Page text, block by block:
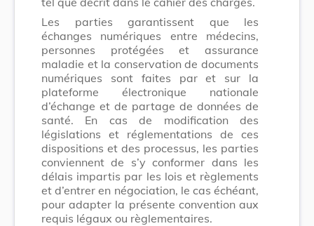
Les parties garantissent que les
échanges numériques entre médecins,
personnes protégées et assurance
maladie et la conservation de documents
numériques sont faites par et sur la
plateforme électronique nationale
d’échange et de partage de données de
santé. En cas de modification des
législations et réglementations de ces
dispositions et des processus, les parties
conviennent de s’y conformer dans les
délais impartis par les lois et règlements
et d’entrer en négociation, le cas échéant,
pour adapter la présente convention aux
requis légaux ou règlementaires.